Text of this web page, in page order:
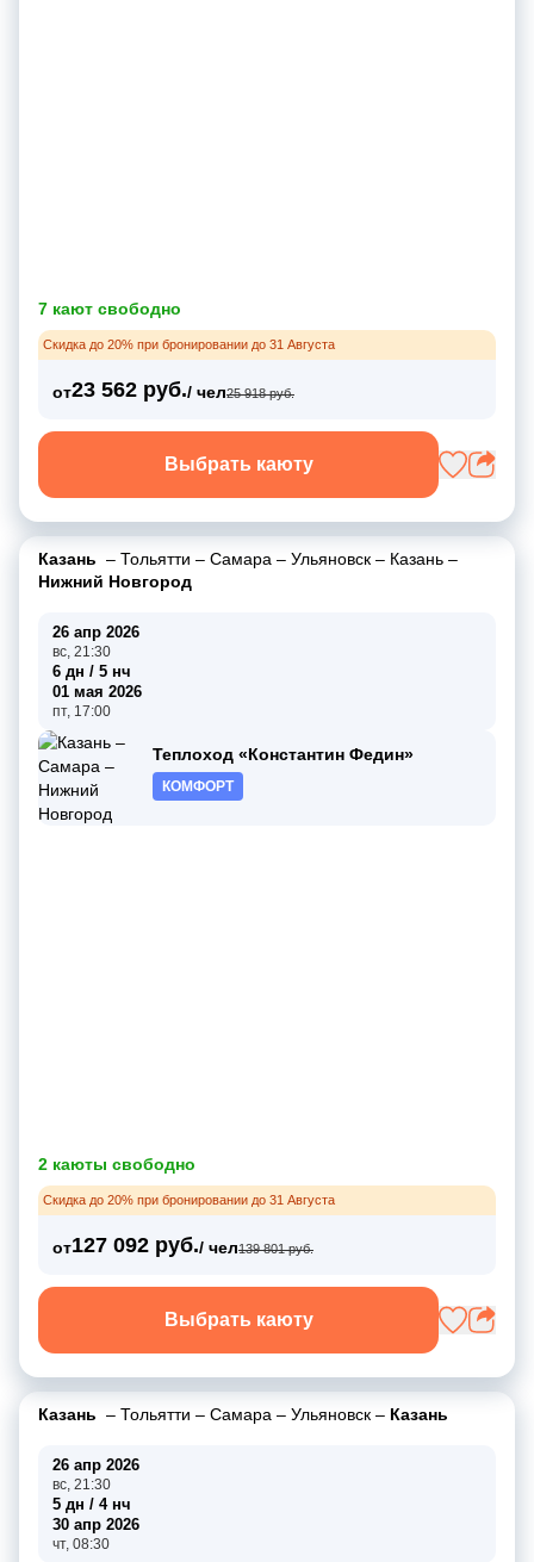
7 кают свободно
Скидка до 20% при бронировании до 31 Августа
от23 562 руб./ чел25 918 руб.
Выбрать каюту
Казань – Тольятти – Самара – Ульяновск – Казань –
Нижний Новгород
26 апр 2026
вс, 21:30
6 дн / 5 нч
01 мая 2026
пт, 17:00
Теплоход «Константин Федин»
КОМФОРТ
2 каюты свободно
Скидка до 20% при бронировании до 31 Августа
от127 092 руб./ чел139 801 руб.
Выбрать каюту
Казань – Тольятти – Самара – Ульяновск – Казань
26 апр 2026
вс, 21:30
5 дн / 4 нч
30 апр 2026
чт, 08:30